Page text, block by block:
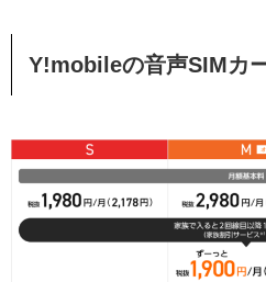
Y!mobileの音声SIMカ